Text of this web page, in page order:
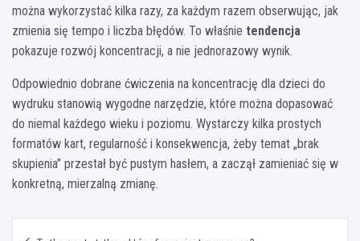
można wykorzystać kilka razy, za każdym razem obserwując, jak
zmienia się tempo i liczba błędów. To właśnie tendencja
pokazuje rozwój koncentracji, a nie jednorazowy wynik.
Odpowiednio dobrane ćwiczenia na koncentrację dla dzieci do
wydruku stanowią wygodne narzędzie, które można dopasować
do niemal każdego wieku i poziomu. Wystarczy kilka prostych
formatów kart, regularność i konsekwencja, żeby temat „brak
skupienia” przestał być pustym hasłem, a zaczął zamieniać się w
konkretną, mierzalną zmianę.